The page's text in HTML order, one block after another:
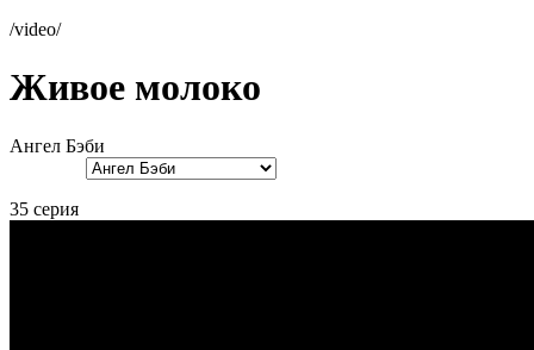
/video/
Живое молоко
Ангел Бэби
35 серия